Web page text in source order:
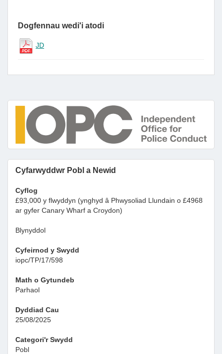
Dogfennau wedi'i atodi
JD
Cyfarwyddwr Pobl a Newid
Cyflog
£93,000 y flwyddyn (ynghyd â Phwysoliad Llundain o £4968
ar gyfer Canary Wharf a Croydon)
Blynyddol
Cyfeirnod y Swydd
iopc/TP/17/598
Math o Gytundeb
Parhaol
Dyddiad Cau
25/08/2025
Categori'r Swydd
Pobl